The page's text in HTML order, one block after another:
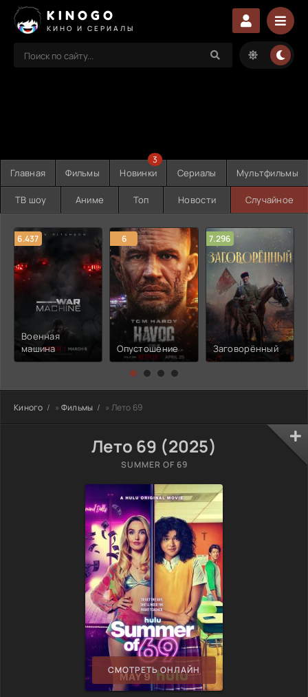
KINOGO
КИНО И СЕРИАЛЫ
Главная Фильмы Новинки
3
Сериалы Мультфильмы
ТВ шоу Аниме Топ Новости Случайное
6.437
Военная
машина
6
Опустошение
7.296
Заговорённый
Киного » Фильмы » Лето 69
Лето 69 (2025)
SUMMER OF 69
СМОТРЕТЬ ОНЛАЙН